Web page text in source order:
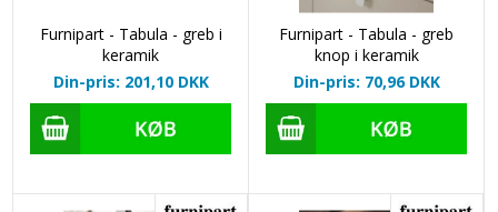
Furnipart - Tabula - greb i
keramik
Din-pris: 201,10 DKK
Furnipart - Tabula - greb
knop i keramik
Din-pris: 70,96 DKK